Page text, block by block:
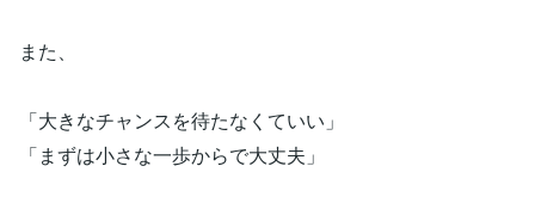
また、
「大きなチャンスを待たなくていい」
「まずは小さな一歩からで大丈夫」